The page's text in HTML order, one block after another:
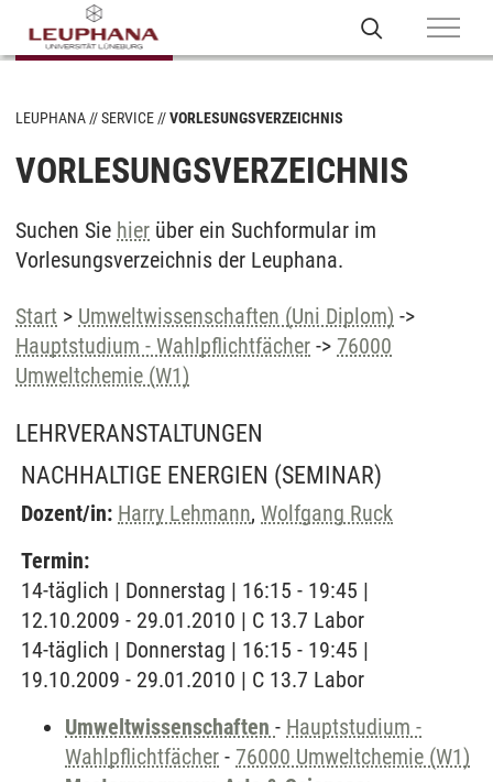
LEUPHANA SERVICE VORLESUNGSVERZEICHNIS
VORLESUNGSVERZEICHNIS
Suchen Sie hier über ein Suchformular im
Vorlesungsverzeichnis der Leuphana.
Start > Umweltwissenschaften (Uni Diplom) ->
Hauptstudium - Wahlpflichtfächer -> 76000
Umweltchemie (W1)
LEHRVERANSTALTUNGEN
NACHHALTIGE ENERGIEN (SEMINAR)
Dozent/in: Harry Lehmann, Wolfgang Ruck
Termin:
14-täglich | Donnerstag | 16:15 - 19:45 |
12.10.2009 - 29.01.2010 | C 13.7 Labor
14-täglich | Donnerstag | 16:15 - 19:45 |
19.10.2009 - 29.01.2010 | C 13.7 Labor
Umweltwissenschaften - Hauptstudium -
Wahlpflichtfächer - 76000 Umweltchemie (W1)